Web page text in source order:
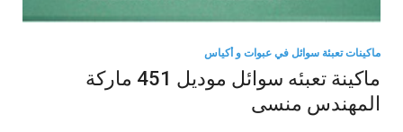
ماكينات تعبئة سوائل في عبوات و أكياس
ماكينة تعبئه سوائل موديل 451 ماركة
المهندس منسى